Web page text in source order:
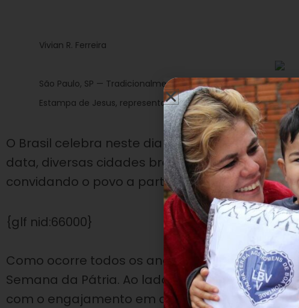
Vivian R. Ferreira
São Paulo, SP — Tradicionalmente, a LBV participa dos
Estampa de Jesus, representando ecumenicamente uma
O Brasil celebra neste dia7 de Setembro194
data, diversas cidades brasileiras realizaram
convidando o povo a participar deste
{glf nid:66000}
Como ocorre todos os anos, a Legião da Boa
Semana da Pátria. Ao lado do povo, a
com o engajamento em atos cívicos e a